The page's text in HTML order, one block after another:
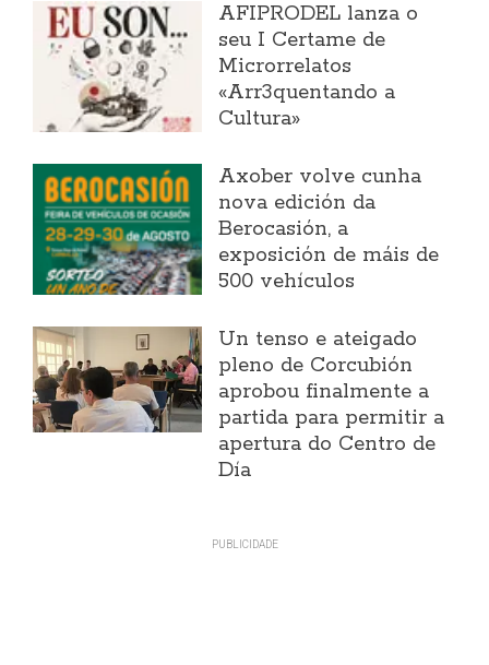
AFIPRODEL lanza o
seu I Certame de
Microrrelatos
«Arr3quentando a
Cultura»
Axober volve cunha
nova edición da
Berocasión, a
exposición de máis de
500 vehículos
Un tenso e ateigado
pleno de Corcubión
aprobou finalmente a
partida para permitir a
apertura do Centro de
Día